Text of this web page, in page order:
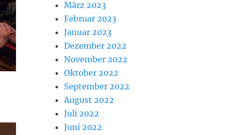
März 2023
Februar 2023
Januar 2023
Dezember 2022
November 2022
Oktober 2022
September 2022
August 2022
Juli 2022
Juni 2022